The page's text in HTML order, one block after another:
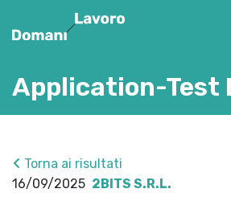
Application-Test
Torna ai risultati
16/09/2025 2BITS S.R.L.